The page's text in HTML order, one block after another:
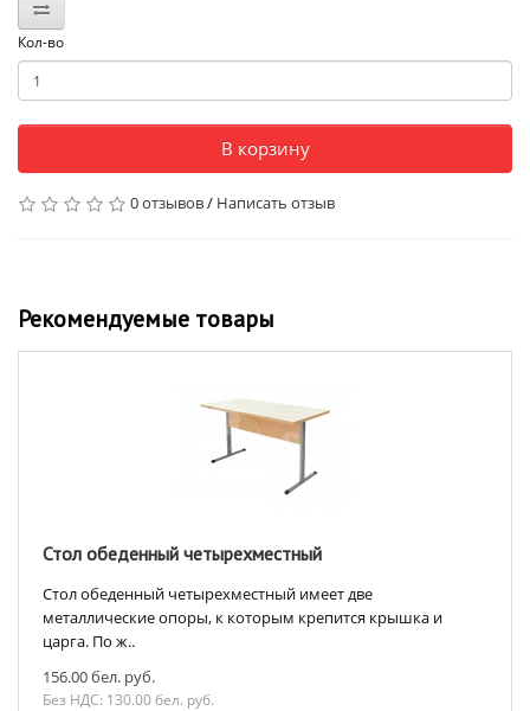
Кол-во
В корзину
0 отзывов/ Написать отзыв
Рекомендуемые товары
Стол обеденный четырехместный
Стол обеденный четырехместный имеет две
металлические опоры, к которым крепится крышка и
царга. По ж..
156.00 бел. руб.
Без НДС: 130.00 бел. руб.